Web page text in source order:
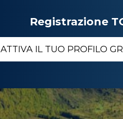
Registrazione
ATTIVA IL TUO PROFILO